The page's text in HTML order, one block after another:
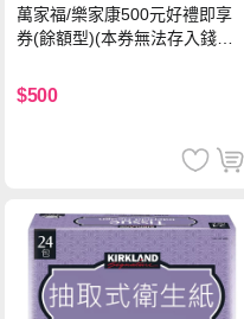
萬家福/樂家康500元好禮即享
券(餘額型)(本券無法存入錢包
$500